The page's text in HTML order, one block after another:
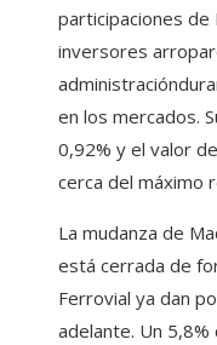
participaciones de
inversores
en los mercados.
0,92% y el valor
cerca del máximo
La mudanza de
está cerrada de
Ferrovial ya dan
adelante. Un 5,8%